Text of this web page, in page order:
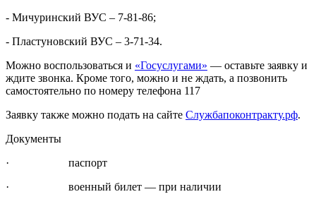
- Мичуринский ВУС – 7-81-86;
- Пластуновский ВУС – 3-71-34.
Можно воспользоваться и «Госуслугами» — оставьте заявку и
ждите звонка. Кроме того, можно и не ждать, а позвонить
самостоятельно по номеру телефона 117
Заявку также можно подать на сайте Службапоконтракту.рф.
Документы
· паспорт
· военный билет — при наличии